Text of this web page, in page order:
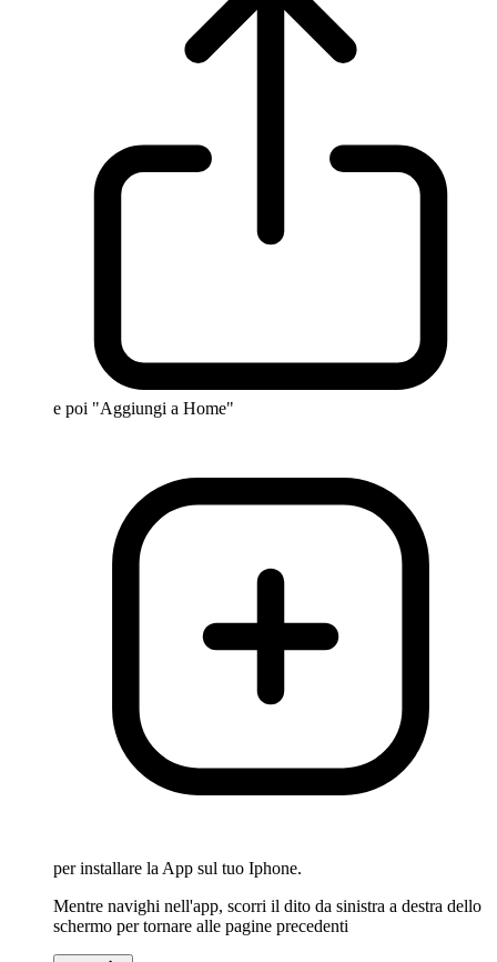
e poi "Aggiungi a Home"
per installare la App sul tuo Iphone.
Mentre navighi nell'app, scorri il dito da sinistra a destra dello
schermo per tornare alle pagine precedenti